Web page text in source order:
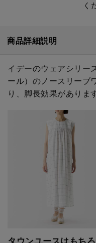
く
商品詳細説明
イデーのウェアシリー
ール）のノースリーブ
り、脚長効果があります